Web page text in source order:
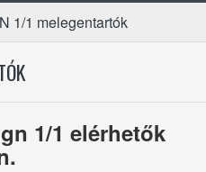
1/1 melegentartók
1/1 elérhetők